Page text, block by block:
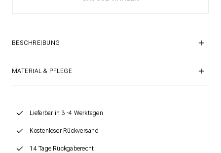
BESCHREIBUNG
MATERIAL & PFLEGE
Lieferbar in 3 -4 Werktagen
Kostenloser Rückversand
14 Tage Rückgaberecht